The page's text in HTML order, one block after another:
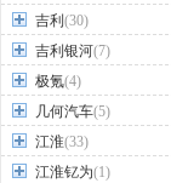
吉利 (30)
吉利银河(7)
极氪(4)
几何汽车(5)
江淮(33)
江淮钇为(1)